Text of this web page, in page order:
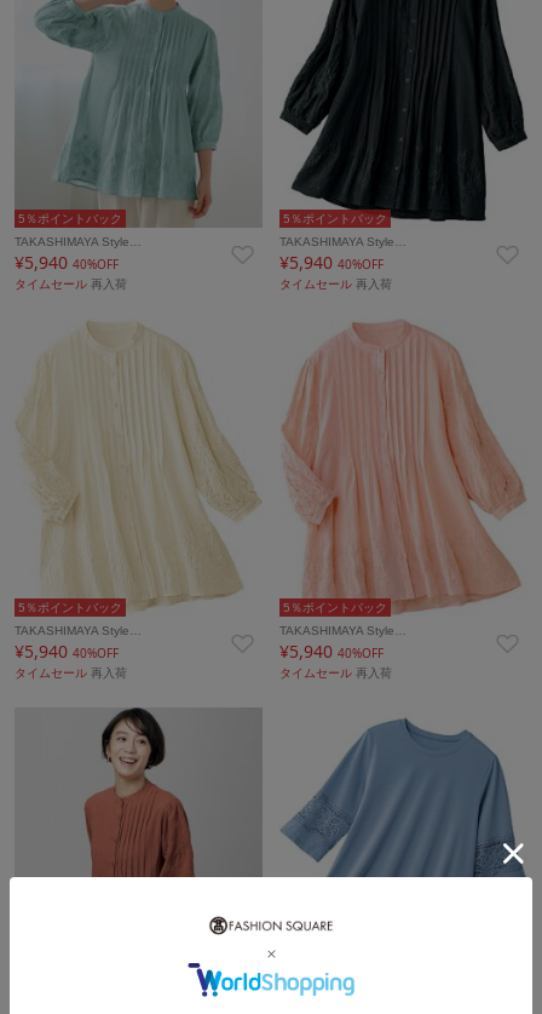
5％ポイントバック
TAKASHIMAYA Style…
¥5,940 40%OFF
タイムセール 再入荷
5％ポイントバック
TAKASHIMAYA Style…
¥5,94040%OFF
タイムセール再入荷
5％ポイントバック
TAKASHIMAYA Style…
¥5,940 40%OFF
タイムセール 再入荷
5％ポイントバック
TAKASHIMAYA Style…
¥5,94040%OFF
タイムセール再入荷
5％ポイントバック